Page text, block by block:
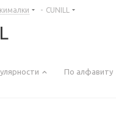
- CUNILL
По алфавиту